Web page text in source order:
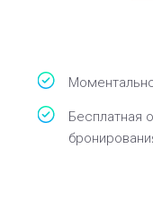
Бесплатная